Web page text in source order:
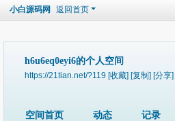
小白源码网 返回首页
h6u6eq0eyi6的个人空间
https://21tian.net/?119 [收藏] [复制] [分享]
空间首页 动态 记录